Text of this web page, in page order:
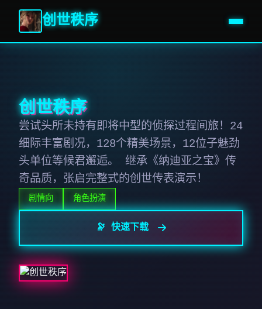
创世秩序
创世秩序
尝试头所未持有即将中型的侦探过程间旅！24
细际丰富剧况，128个精美场景，12位子魅劲
头单位等候君邂逅。 继承《纳迪亚之宝》传
奇品质，张启完整式的创世传表演示！
剧情向 角色扮演
🔭 快速下载